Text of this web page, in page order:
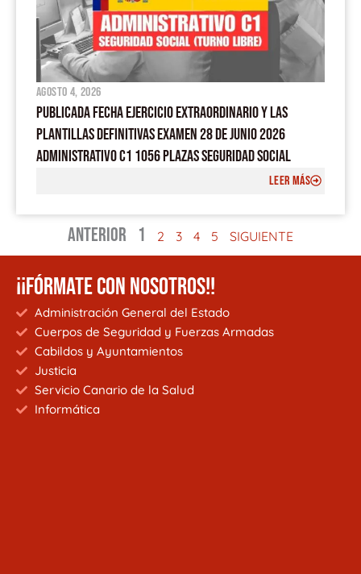
agosto 4, 2026
PUBLICADA FECHA EJERCICIO EXTRAORDINARIO Y LAS
PLANTILLAS DEFINITIVAS EXAMEN 28 DE JUNIO 2026
ADMINISTRATIVO C1 1056 PLAZAS SEGURIDAD SOCIAL
LEER MÁS
ANTERIOR 1 2 3 4 5 SIGUIENTE
¡¡FÓRMATE CON NOSOTROS!!
Administración General del Estado
Cuerpos de Seguridad y Fuerzas Armadas
Cabildos y Ayuntamientos
Justicia
Servicio Canario de la Salud
Informática